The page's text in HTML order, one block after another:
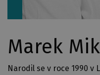
Marek
Narodil se v roce 1990 v